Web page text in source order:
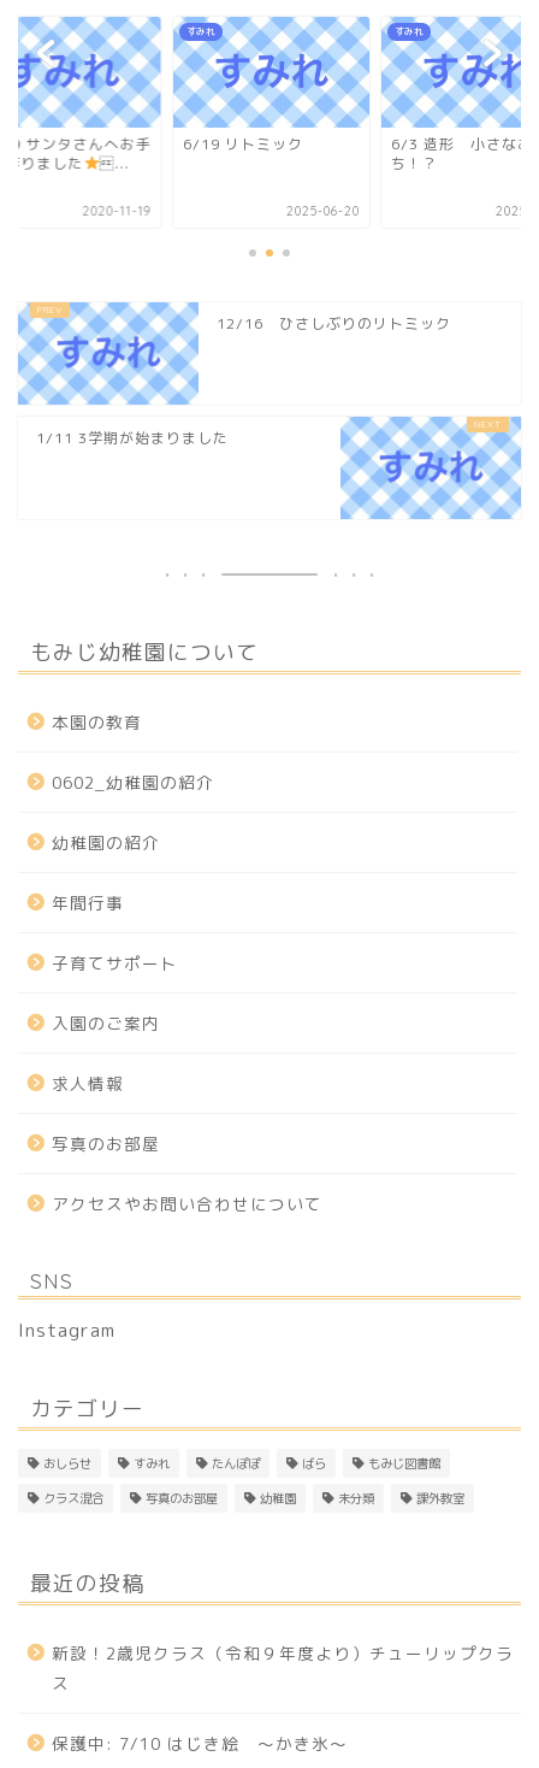
サンタさんへお手
作りました
...
2020-11-19
すみれ
6/19 リトミック
2025-06-20
すみれ
6/3 造形 小さなお
ち！？
2025-
12/16 ひさしぶりのリトミック
1/11 3学期が始まりました
もみじ幼稚園について
本園の教育
0602_幼稚園の紹介
幼稚園の紹介
年間行事
子育てサポート
入園のご案内
求人情報
写真のお部屋
アクセスやお問い合わせについて
SNS
Instagram
カテゴリー
おしらせ すみれ たんぽぽ ばら もみじ図書館
クラス混合 写真のお部屋 幼稚園 未分類 課外教室
最近の投稿
新設！2歳児クラス（令和９年度より）チューリップクラ
ス
保護中: 7/10 はじき絵 〜かき氷〜